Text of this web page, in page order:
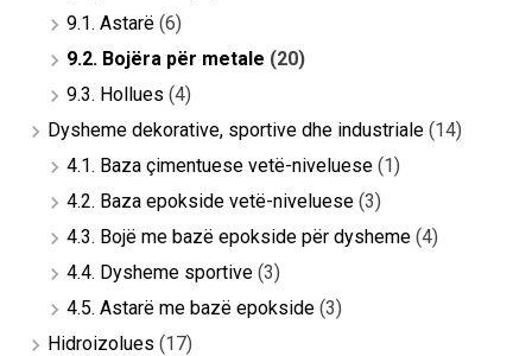
9.1. Astarë (6)
9.2. Bojëra për metale (20)
9.3. Hollues (4)
Dysheme dekorative, sportive dhe industriale (14)
4.1. Baza çimentuese vetë-niveluese (1)
4.2. Baza epokside vetë-niveluese (3)
4.3. Bojë me bazë epokside për dysheme (4)
4.4. Dysheme sportive (3)
4.5. Astarë me bazë epokside (3)
Hidroizolues (17)